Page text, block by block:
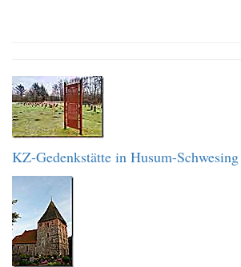
KZ-Gedenkstätte in Husum-Schwesing